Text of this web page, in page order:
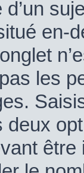
en-
les
deux